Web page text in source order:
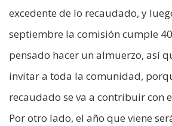
excedente de lo recaudado, y
septiembre la comisión cumple
pensado hacer un almuerzo, así
invitar a toda la comunidad,
recaudado se va a contribuir con
Por otro lado, el año que viene